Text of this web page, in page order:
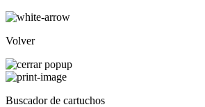
Volver
Buscador de cartuchos